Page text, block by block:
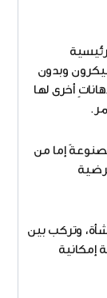
به لمقاومة الصدأ، ويكون سمكه 35 ميكرون وبدون
أخرى لها
إما من
وتركب بين
إمكانية